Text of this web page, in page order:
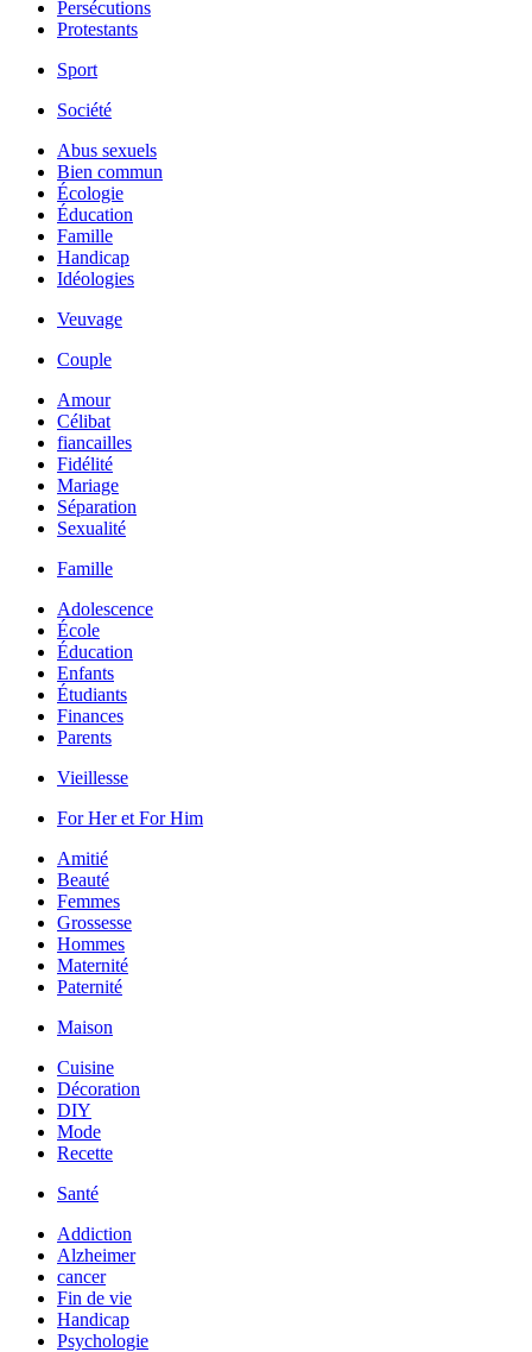
Persécutions
Protestants
Sport
Société
Abus sexuels
Bien commun
Écologie
Éducation
Famille
Handicap
Idéologies
Veuvage
Couple
Amour
Célibat
fiancailles
Fidélité
Mariage
Séparation
Sexualité
Famille
Adolescence
École
Éducation
Enfants
Étudiants
Finances
Parents
Vieillesse
For Her et For Him
Amitié
Beauté
Femmes
Grossesse
Hommes
Maternité
Paternité
Maison
Cuisine
Décoration
DIY
Mode
Recette
Santé
Addiction
Alzheimer
cancer
Fin de vie
Handicap
Psychologie